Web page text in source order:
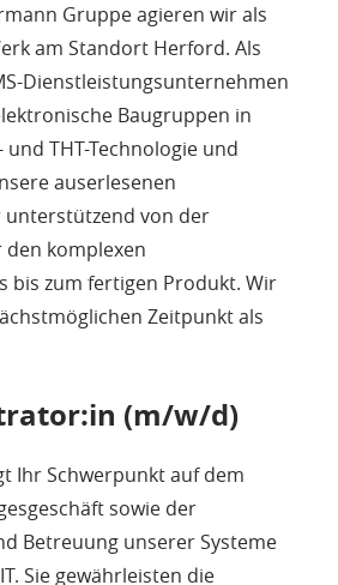
Gruppe agieren wir als
am Standort Herford. Als
Dienstleistungsunternehmen
Baugruppen in
THT-Technologie und
auserlesenen
unterstützend von der
den komplexen
bis zum fertigen Produkt. Wir
Zeitpunkt als
(m/w/d)
Ihr Schwerpunkt auf dem
sowie der
Betreuung unserer Systeme
Sie gewährleisten die